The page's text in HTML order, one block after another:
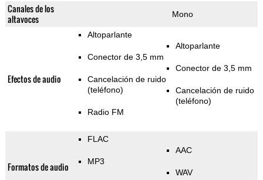
Canales de los
altavoces
Mono
Efectos de audio
Altoparlante
Conector de 3,5 mm
Cancelación de ruido
(teléfono)
Radio FM
Altoparlante
Conector de 3,5 mm
Cancelación de ruido
(teléfono)
Formatos de audio
FLAC
MP3
AAC
WAV